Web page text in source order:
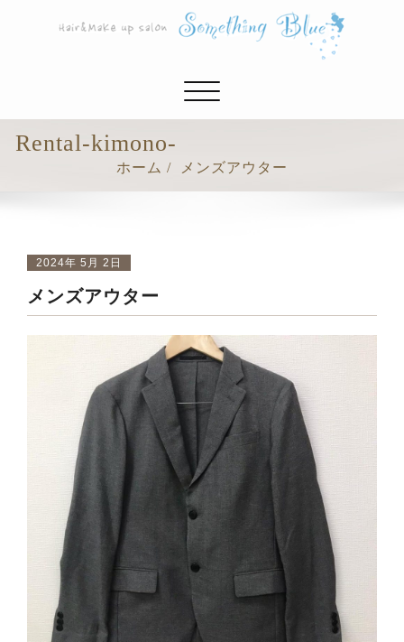
ナ
シ
ョ
Rental-kimono-
ホーム メンズアウター
2024年 5月 2日
メンズアウター